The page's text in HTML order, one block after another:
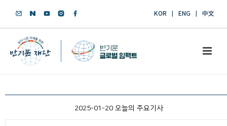
KOR ENG 中文
2025-01-20 오늘의 주요기사